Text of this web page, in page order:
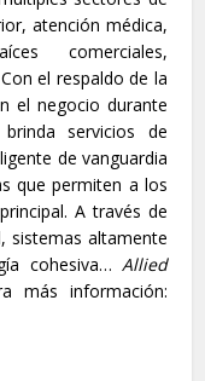
atención médica,
comerciales,
el respaldo de la
el negocio durante
servicios de
de vanguardia
que permiten a los
A través de
sistemas altamente
cohesiva… Allied
más información: